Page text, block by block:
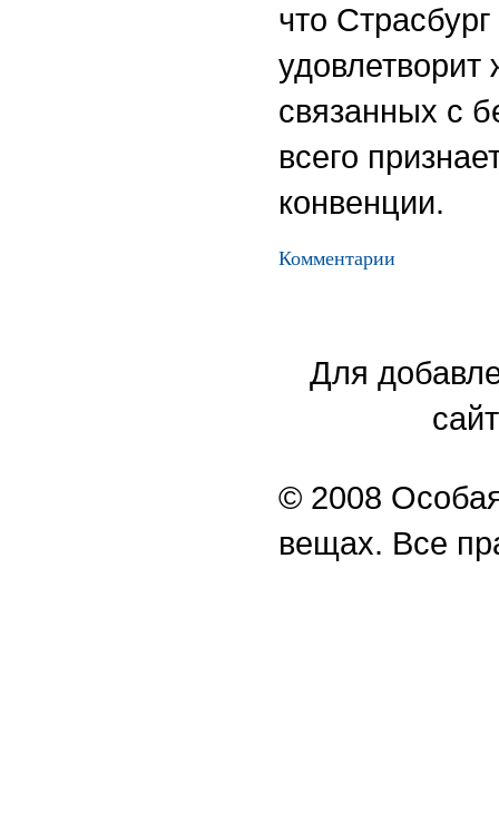
что
связанных с
всего
конвенции.
Комментарии
Для
© 2008
вещах. Все